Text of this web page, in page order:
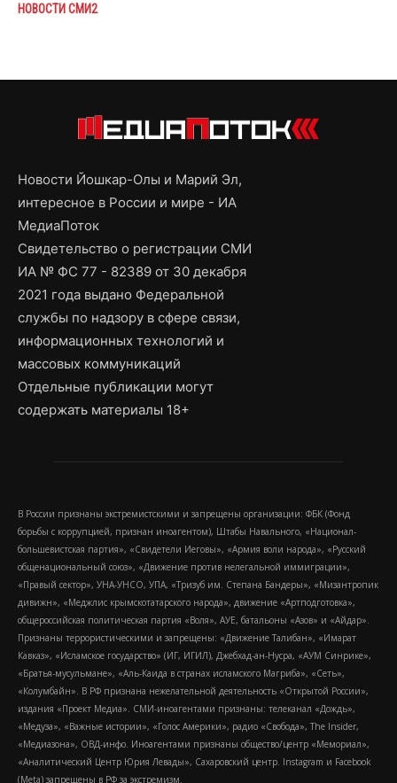
НОВОСТИ СМИ2
Новости Йошкар-Олы и Марий Эл,
интересное в России и мире - ИА
МедиаПоток
Свидетельство о регистрации СМИ
ИА № ФС 77 - 82389 от 30 декабря
2021 года выдано Федеральной
службы по надзору в сфере связи,
информационных технологий и
массовых коммуникаций
Отдельные публикации могут
содержать материалы 18+
В России признаны экстремистскими и запрещены организации: ФБК (Фонд
борьбы с коррупцией, признан иноагентом), Штабы Навального, «Национал-
большевистская партия», «Свидетели Иеговы», «Армия воли народа», «Русский
общенациональный союз», «Движение против нелегальной иммиграции»,
«Правый сектор», УНА-УНСО, УПА, «Тризуб им. Степана Бандеры», «Мизантропик
дивижн», «Меджлис крымскотатарского народа», движение «Артподготовка»,
общероссийская политическая партия «Воля», АУЕ, батальоны «Азов» и «Айдар».
Признаны террористическими и запрещены: «Движение Талибан», «Имарат
Кавказ», «Исламское государство» (ИГ, ИГИЛ), Джебхад-ан-Нусра, «АУМ Синрике»,
«Братья-мусульмане», «Аль-Каида в странах исламского Магриба», «Сеть»,
«Колумбайн». В РФ признана нежелательной деятельность «Открытой России»,
издания «Проект Медиа». СМИ-иноагентами признаны: телеканал «Дождь»,
«Медуза», «Важные истории», «Голос Америки», радио «Свобода», The Insider,
«Медиазона», ОВД-инфо. Иноагентами признаны общество/центр «Мемориал»,
«Аналитический Центр Юрия Левады», Сахаровский центр. Instagram и Facebook
(Metа) запрещены в РФ за экстремизм.